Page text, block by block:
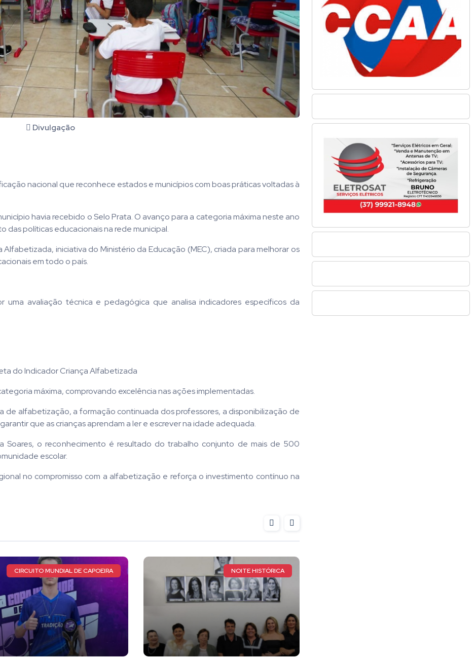
Divulgação
nacional que reconhece estados e municípios com boas práticas voltadas à
havia recebido o Selo Prata. O avanço para a categoria máxima neste ano
políticas educacionais na rede municipal.
iniciativa do Ministério da Educação (MEC), criada para melhorar os
em todo o país.
uma avaliação técnica e pedagógica que analisa indicadores específicos da
do Indicador Criança Alfabetizada
máxima, comprovando excelência nas ações implementadas.
de alfabetização, a formação continuada dos professores, a disponibilização de
que as crianças aprendam a ler e escrever na idade adequada.
Soares, o reconhecimento é resultado do trabalho conjunto de mais de 500
escolar.
no compromisso com a alfabetização e reforça o investimento contínuo na
NOITE HISTÓRICA CASO DE ADRIANA CASTRO